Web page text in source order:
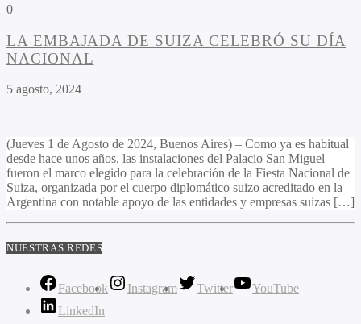
0
LA EMBAJADA DE SUIZA CELEBRÓ SU DÍA
NACIONAL
5 agosto, 2024
(Jueves 1 de Agosto de 2024, Buenos Aires) – Como ya es habitual
desde hace unos años, las instalaciones del Palacio San Miguel
fueron el marco elegido para la celebración de la Fiesta Nacional de
Suiza, organizada por el cuerpo diplomático suizo acreditado en la
Argentina con notable apoyo de las entidades y empresas suizas […]
NUESTRAS REDES
Facebook Instagram Twitter
YouTube
LinkedIn